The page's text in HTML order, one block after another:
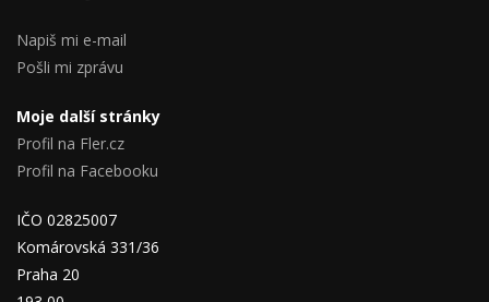
Napiš mi e-mail
Pošli mi zprávu
Moje další stránky
Profil na Fler.cz
Profil na Facebooku
IČO 02825007
Komárovská 331/36
Praha 20